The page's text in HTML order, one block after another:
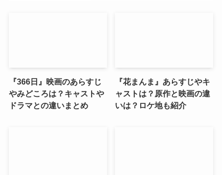
『366日』映画のあらすじ
やみどころは？キャストや
ドラマとの違いまとめ
『花まんま』あらすじやキ
ャストは？原作と映画の違
いは？ロケ地も紹介